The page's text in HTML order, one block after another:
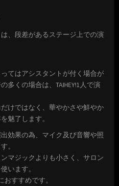
、段差があるステージ上での演
てはアシスタントが付く場合が
多くの場合は、TAIHEY!1人で演
けではなく、華やかさや鮮やか
魅了します。
効果の為、マイク及び音響や照
。
マジックよりも小さく、サロン
います。
すすめです。